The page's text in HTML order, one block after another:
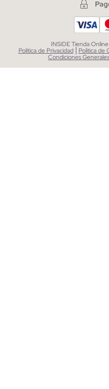
INSIDE Tienda
Política de Privacidad | Política de
Condiciones Generales